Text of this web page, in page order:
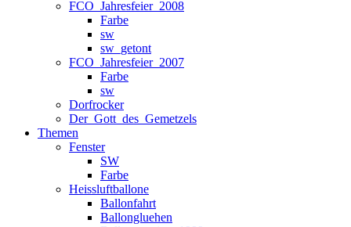
FCO_Jahresfeier_2008
Farbe
sw
sw_getont
FCO_Jahresfeier_2007
Farbe
sw
Dorfrocker
Der_Gott_des_Gemetzels
Themen
Fenster
SW
Farbe
Heissluftballone
Ballonfahrt
Ballongluehen